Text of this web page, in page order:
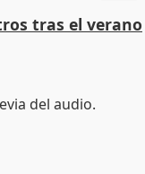
tras el verano